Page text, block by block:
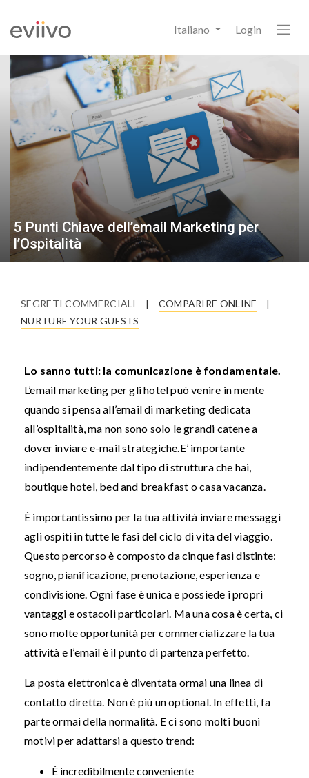
Italiano Login
5 Punti Chiave dell’email Marketing per
l’Ospitalità
SEGRETI COMMERCIALI | COMPARIRE ONLINE
|
NURTURE YOUR GUESTS
Lo sanno tutti: la comunicazione è fondamentale.
L’email marketing per gli hotel può venire in mente
quando si pensa all’email di marketing dedicata
all’ospitalità, ma non sono solo le grandi catene a
dover inviare e-mail strategiche.E’ importante
indipendentemente dal tipo di struttura che hai,
boutique hotel, bed and breakfast o casa vacanza.
È importantissimo per la tua attività inviare messaggi
agli ospiti in tutte le fasi del ciclo di vita del viaggio.
Questo percorso è composto da cinque fasi distinte:
sogno, pianificazione, prenotazione, esperienza e
condivisione. Ogni fase è unica e possiede i propri
vantaggi e ostacoli particolari. Ma una cosa è certa, ci
sono molte opportunità per commercializzare la tua
attività e l’email è il punto di partenza perfetto.
La posta elettronica è diventata ormai una linea di
contatto diretta. Non è più un optional. In effetti, fa
parte ormai della normalità. E ci sono molti buoni
motivi per adattarsi a questo trend:
È incredibilmente conveniente